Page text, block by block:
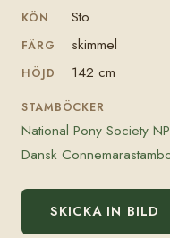
KÖN Sto
FÄRG skimmel
HÖJD 142 cm
STAMBÖCKER
National Pony Society
Dansk
SKICKA IN BILD